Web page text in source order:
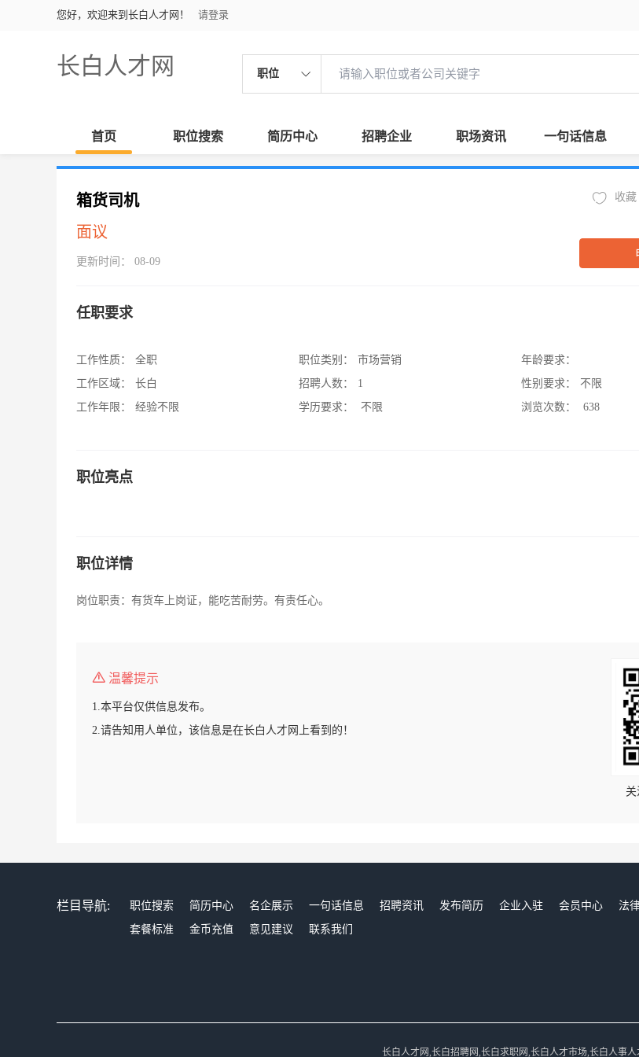
您好，欢迎来到长白人才网！ 请登录
长白人才网 职位
首页 职位搜索 简历中心 招聘企业 职场资讯 一句话信息
箱货司机
面议
更新时间： 08-09
收藏
任职要求
工作性质：
全职
工作区域：
长白
工作年限：
经验不限
职位类别：
市场营销
招聘人数：
1
学历要求：
不限
年龄要求：
性别要求：
不限
浏览次数：
638
职位亮点
职位详情
岗位职责：有货车上岗证，能吃苦耐劳。有责任心。
温馨提示
1.本平台仅供信息发布。
2.请告知用人单位，该信息是在长白人才网上看到的！
栏目导航: 职位搜索 简历中心 名企展示 一句话信息 招聘资讯 发布简历 企业入驻 会员中心
法
套餐标准
金币充值 意见建议 联系我们
长白人才网,长白招聘网,长白求职网,长白人才市场,长白人事人